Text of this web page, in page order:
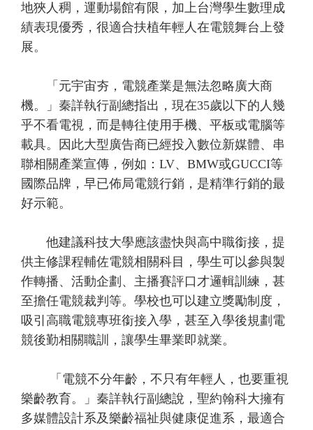
地狹人稠，運動場館有限，加上台灣學生數理成
績表現優秀，很適合扶植年輕人在電競舞台上發
展。
「元宇宙夯，電競產業是無法忽略廣大商
機。」秦詳執行副總指出，現在35歲以下的人幾
乎不看電視，而是轉往使用手機、平板或電腦等
載具。因此大型廣告商已經投入數位新媒體、串
聯相關產業宣傳，例如：LV、BMW或GUCCI等
國際品牌，早已佈局電競行銷，是精準行銷的最
好示範。
他建議科技大學應該盡快與高中職銜接，提
供主修課程輔佐電競相關科目，學生可以參與製
作轉播、活動企劃、主播賽評口才邏輯訓練，甚
至擔任電競裁判等。學校也可以建立獎勵制度，
吸引高職電競專班銜接入學，甚至入學後規劃電
競後勤相關職訓，讓學生畢業即就業。
「電競不分年齡，不只有年輕人，也要重視
樂齡教育。」秦詳執行副總說，聖約翰科大擁有
多媒體設計系及樂齡福祉與健康促進系，最適合